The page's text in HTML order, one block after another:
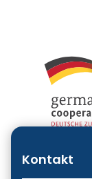
Kontakt